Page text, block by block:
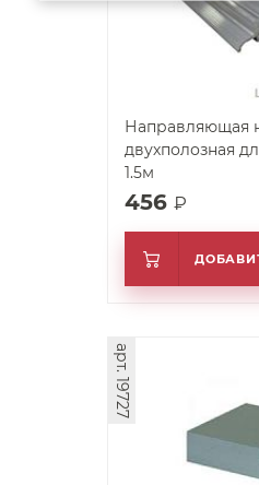
Направляющая
двухполозная
1.5м
456 ₽
арт. 19727